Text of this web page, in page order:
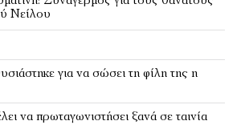
Νείλου
για να σώσει τη φίλη της η
να πρωταγωνιστήσει ξανά σε ταινία